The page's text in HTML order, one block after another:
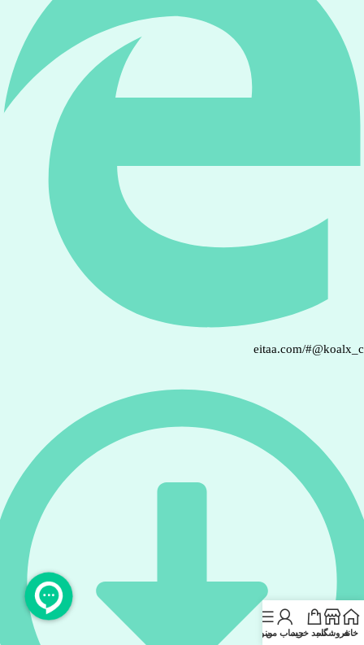
eitaa.com/
خانهفروشگاهسبد خریدحساب منمنو